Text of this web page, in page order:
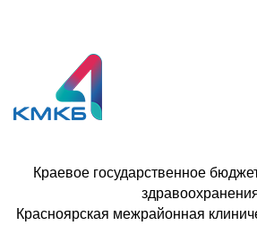
Краевое государственное
Красноярская межрайонная